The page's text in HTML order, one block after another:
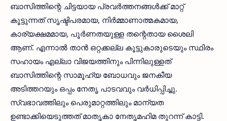
ബാസിത്തിന്റെ ചിട്ടയായ പ്രവർത്തനങ്ങൾക്ക് മാറ്റ്
കൂട്ടുന്നത് സൃഷ്ടിപരമായ, നിർമ്മാണാത്മകമായ,
കാര്യക്ഷമമായ, പൂർണതയുള്ള തന്റെതായ ശൈലി
ആണ്. എന്നാൽ താൻ ഒറ്റക്കല്ല കൂട്ടുകാരുടെയും സ്ഥിരം
സഹായം എല്ലാ വിജയത്തിനും പിന്നിലുള്ളത്
ബാസിത്തിന്റെ സാമൂഹ്യ ബോധവും ജനകീയ
അടിത്തറയും ഒപ്പം നേതൃ പാടവവും വർധിപ്പിച്ചു.
സ്വഭാവത്തിലും പെരുമാറ്റത്തിലും മാന്യത
ഉണ്ടാക്കിയെടുത്തത് മാതൃകാ നേതൃമഹിമ തുറന്ന് കാട്ടി.